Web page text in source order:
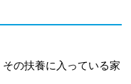
の扶養に入っている家